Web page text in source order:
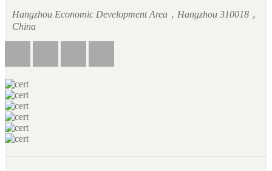
Hangzhou Economic Development Area，Hangzhou 310018，
China